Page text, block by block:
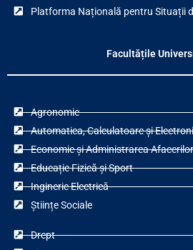
Platforma Națională pentru Situații
Facultățile
Agronomie
Automatica, Calculatoare și
Economie și Administrarea Afacerilor
Educație Fizică și Sport
Inginerie Electrică
Științe Sociale
Drept